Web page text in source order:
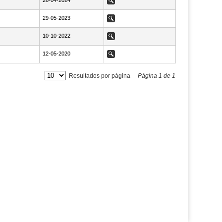
NaN29-05-2023
29-05-2023 Ver
NaN10-10-2022
10-10-2022 Ver
NaN12-05-2020
12-05-2020 Ver
Resultados por página Página 1 de 1